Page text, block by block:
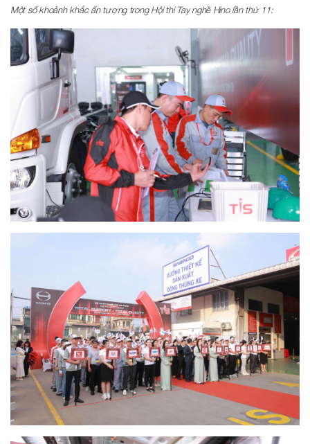
Một số khoảnh khắc ấn tượng trong Hội thi Tay nghề Hino lần thứ 11: